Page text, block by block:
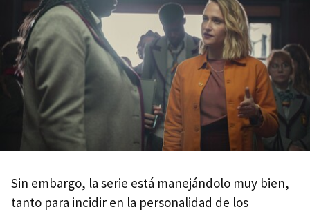
Sin embargo, la serie está manejándolo muy bien,
tanto para incidir en la personalidad de los